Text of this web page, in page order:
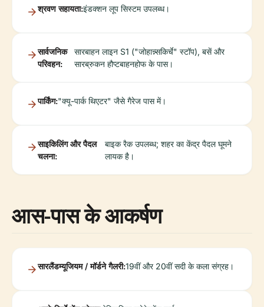
श्रवण सहायता:इंडक्शन लूप सिस्टम उपलब्ध।
सार्वजनिक
परिवहन:
सारबाहन लाइन S1 ("जोहान्न्सकिर्चे" स्टॉप), बसें और
सारब्रुकन हौप्टबाहनहोफ के पास।
पार्किंग:"क्यू-पार्क थिएटर" जैसे गैरेज पास में।
साइकिलिंग और पैदल
चलना:
बाइक रैक उपलब्ध; शहर का केंद्र पैदल घूमने
लायक है।
आस-पास के आकर्षण
सारलैंडम्यूजियम / मॉर्डने गैलरी:19वीं और 20वीं सदी के कला संग्रह।